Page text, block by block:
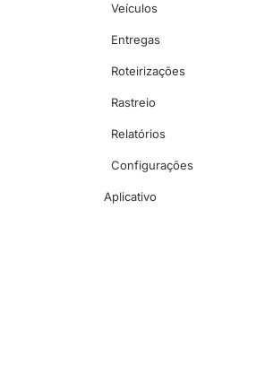
Veículos
Entregas
Roteirizações
Rastreio
Relatórios
Configurações
Aplicativo